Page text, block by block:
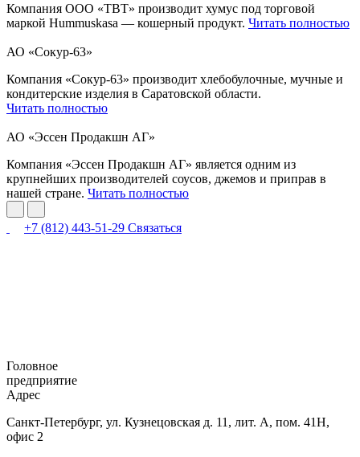
Компания ООО «ТВТ» производит хумус под торговой
маркой Hummuskasa — кошерный продукт. Читать полностью
АО «Сокур-63»
Компания «Сокур-63» производит хлебобулочные, мучные и
кондитерские изделия в Саратовской области.
Читать полностью
АО «Эссен Продакшн АГ»
Компания «Эссен Продакшн АГ» является одним из
крупнейших производителей соусов, джемов и приправ в
нашей стране. Читать полностью
+7 (812) 443-51-29 Связаться
Головное
предприятие
Адрес
Санкт-Петербург, ул. Кузнецовская д. 11, лит. А, пом. 41Н,
офис 2